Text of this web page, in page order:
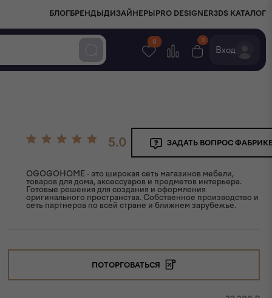
БЛОГ БРЕНДЫ ДИЗАЙНЕРЫ PRO DESIGNER3DS КАТАЛОГ
0 0
Вход
5.0 ЗАДАТЬ ВОПРОС
OGOGOHOME - это широкая сеть магазинов мебели,
товаров для дома, аксессуаров и предметов интерьера.
Готовые решения для создания и оформления
оригинального пространства. Собственное производство и
сеть партнеров по всей стране и ближнем зарубежье.
ПОТОРГОВАТЬСЯ